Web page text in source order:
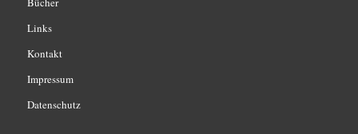
Links
Kontakt
Impressum
Datenschutz